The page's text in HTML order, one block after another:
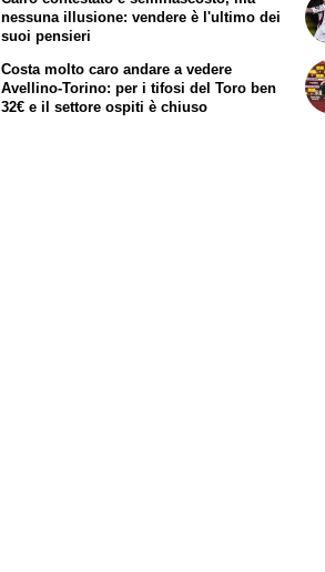
nessuna illusione: vendere è l'ultimo dei
suoi pensieri
Costa molto caro andare a vedere
Avellino-Torino: per i tifosi del Toro ben
32€ e il settore ospiti è chiuso